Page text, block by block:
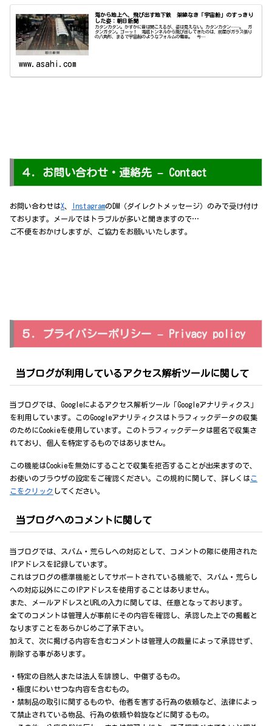
海から地上へ、飛び出す地下鉄 架線なき「宇宙船」のすっきり
した姿：朝日新聞
カタンカタン。かすかに音は聞こえるが、姿は見えない。カタンカタン……。 ガ
タンガタン。ゴーッ！ 海底トンネルから飛び出してきたのは、前面がガラス張り
の八角形、まるで宇宙船のようなフォルムの電車。 今…
www.asahi.com
４．お問い合わせ・連絡先 – Contact
お問い合わせはX、 InstagramのDM（ダイレクトメッセージ）のみで受け付け
ております。メールではトラブルが多いと聞きますので…
ご不便をおかけしますが、ご協力をお願いいたします。
５．プライバシーポリシー – Privacy policy
当ブログが利用しているアクセス解析ツールに関して
当ブログでは、Googleによるアクセス解析ツール「Googleアナリティクス」
を利用しています。このGoogleアナリティクスはトラフィックデータの収集
のためにCookieを使用しています。このトラフィックデータは匿名で収集さ
れており、個人を特定するものではありません。
この機能はCookieを無効にすることで収集を拒否することが出来ますので、
お使いのブラウザの設定をご確認ください。この規約に関して、詳しくはこ
こをクリック してください。
当ブログへのコメントに関して
当ブログでは、スパム・荒らしへの対応として、コメントの際に使用された
IPアドレスを記録しています。
これはブログの標準機能としてサポートされている機能で、スパム・荒らし
への対応以外にこのIPアドレスを使用することはありません。
また、メールアドレスとURLの入力に関しては、任意となっております。
全てのコメントは管理人が事前にその内容を確認し、承認した上での掲載と
なりますことをあらかじめご了承下さい。
加えて、次に掲げる内容を含むコメントは管理人の裁量によって承認せず、
削除する事があります。
・特定の自然人または法人を誹謗し、中傷するもの。
・極度にわいせつな内容を含むもの。
・禁制品の取引に関するものや、他者を害する行為の依頼など、法律によっ
て禁止されている物品、行為の依頼や斡旋などに関するもの。